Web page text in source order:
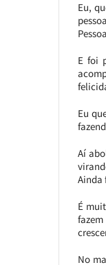
Eu,
E foi
Eu
Aí
Ainda
É
No